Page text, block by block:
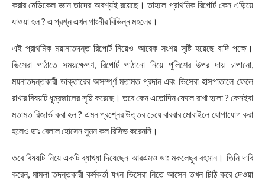
করার মেডিকেল জ্ঞান তাদের অবশ্যই রয়েছে। তাহলে প্রাথমিক রিপোর্ট কেন এড়িয়ে
যাওয়া হল ? এ প্রশ্ন এখন গাংনীর বিভিন্ন মহলের।
এই প্রাথমিক ময়ানাতদন্ত রিপোর্ট নিয়েও আরেক সংশয় সৃষ্টি হয়েছে বাদি পক্ষে।
ভিসেরা পাঠাতে সময়ক্ষেপণ, রিপোর্ট পাঠানো নিয়ে পুলিশের উপর দায় চাপানো,
ময়নাতদন্তকারী ডাক্তারের অসম্পূর্ণ মতামত প্রদান এবং ভিসেরা হাসপাতালে ফেলে
রাখার বিষয়টি ধূম্রজালের সৃষ্টি করেছে। তবে কেন এতোদিন ফেলে রাখা হলো ? কেনইবা
মতামত রিজার্ভ করা হল ? এমন প্রশ্নের উত্তর চেয়ে বারবার মোবাইলে যোগাযোগ করা
হলেও ডাঃ বেলাল হোসেন সুমন কল রিসিভ করেননি।
তবে বিষয়টি নিয়ে একটি ব্যাখ্যা দিয়েছেন আরএমও ডাঃ মকলেছুর রহমান। তিনি দাবি
করেন, মামলা তদন্তকারী কর্মকর্তা যখন ভিসেরা নিতে আসেন তখন চিঠি করে দেওয়া